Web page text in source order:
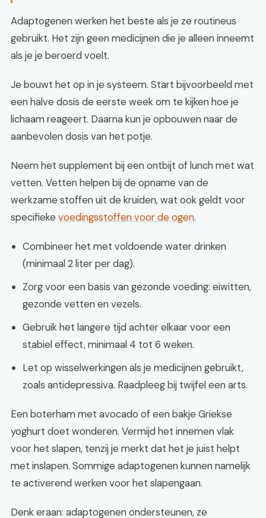
Adaptogenen werken het beste als je ze routineus
gebruikt. Het zijn geen medicijnen die je alleen inneemt
als je je beroerd voelt.
Je bouwt het op in je systeem. Start bijvoorbeeld met
een halve dosis de eerste week om te kijken hoe je
lichaam reageert. Daarna kun je opbouwen naar de
aanbevolen dosis van het potje.
Neem het supplement bij een ontbijt of lunch met wat
vetten. Vetten helpen bij de opname van de
werkzame stoffen uit de kruiden, wat ook geldt voor
specifieke voedingsstoffen voor de ogen.
Combineer het met voldoende water drinken
(minimaal 2 liter per dag).
Zorg voor een basis van gezonde voeding: eiwitten,
gezonde vetten en vezels.
Gebruik het langere tijd achter elkaar voor een
stabiel effect, minimaal 4 tot 6 weken.
Let op wisselwerkingen als je medicijnen gebruikt,
zoals antidepressiva. Raadpleeg bij twijfel een arts.
Een boterham met avocado of een bakje Griekse
yoghurt doet wonderen. Vermijd het innemen vlak
voor het slapen, tenzij je merkt dat het je juist helpt
met inslapen. Sommige adaptogenen kunnen namelijk
te activerend werken voor het slapengaan.
Denk eraan: adaptogenen ondersteunen, ze